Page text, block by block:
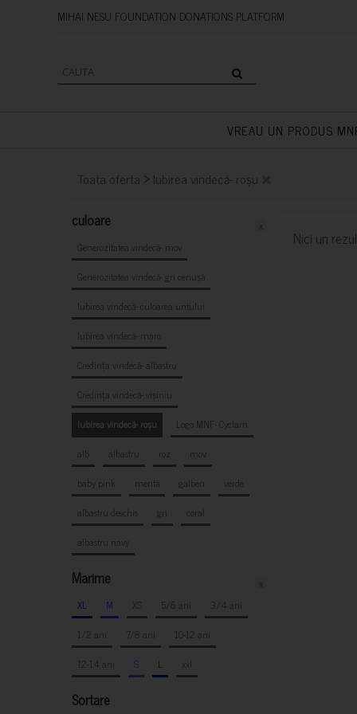
MIHAI NESU FOUNDATION
VREAU UN PRODUS
Toata oferta > Iubirea vindecă- roșu
culoare
Generozitatea vindecă- mov
Generozitatea vindecă- gri cenușă
Iubirea vindecă- culoarea untului
Iubirea vindecă- maro
Credința vindecă- albastru
Credința vindecă- vișiniu
Iubirea vindecă- roșu
Logo MNF- Cyclam
alb
albastru roz
mov
baby pink
mentă galben
verde
albastru deschis
gri
coral
albastru navy
Marime
XL M XS 5/6 ani
3/4 ani
1/2 ani
7/8 ani
10-12 ani
12-14 ani
S L xxl
Sortare
Nici un